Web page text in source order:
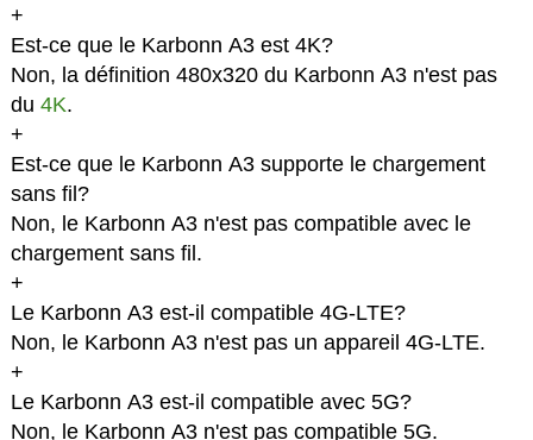
+
Est-ce que le Karbonn A3 est 4K?
Non, la définition 480x320 du Karbonn A3 n'est pas
du 4K.
+
Est-ce que le Karbonn A3 supporte le chargement
sans fil?
Non, le Karbonn A3 n'est pas compatible avec le
chargement sans fil.
+
Le Karbonn A3 est-il compatible 4G-LTE?
Non, le Karbonn A3 n'est pas un appareil 4G-LTE.
+
Le Karbonn A3 est-il compatible avec 5G?
Non, le Karbonn A3 n'est pas compatible 5G.